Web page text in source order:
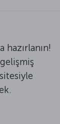
hazırlanın!